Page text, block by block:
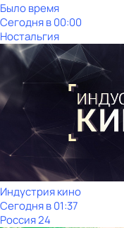
Было время
Сегодня в 00:00
Ностальгия
Индустрия кино
Сегодня в 01:37
Россия 24